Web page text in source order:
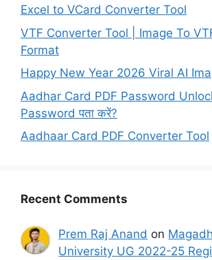
Excel to VCard Converter Tool
VTF Converter Tool | Image To
Format
Happy New Year 2026 Viral AI
Aadhar Card PDF Password
Password पता करें?
Aadhaar Card PDF Converter Tool
Recent Comments
Prem Raj Anand on Magadh
University UG 2022-25